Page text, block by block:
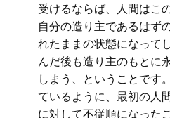
受けるならば、人間はこ
自分の造り主であるはず
れたままの状態になって
んだ後も造り主のもとに
しまう、ということです
ているように、最初の人
に対して不従順になった